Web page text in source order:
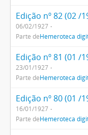
Edição nº 82 (02 /
06/02/1927
Parte deHemeroteca
Edição nº 81 (01 /
23/01/1927
Parte deHemeroteca
Edição nº 80 (01 /
16/01/1927
Parte deHemeroteca